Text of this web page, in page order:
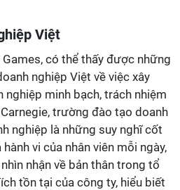
Việt
Games, có thể thấy được những
nghiệp Việt về việc xây
minh bạch, trách nhiệm
trường đào tạo doanh
nghiệp là những suy nghĩ cốt
vi của nhân viên mỗi ngày,
nhận về bản thân trong tổ
tồn tại của công ty, hiểu biết